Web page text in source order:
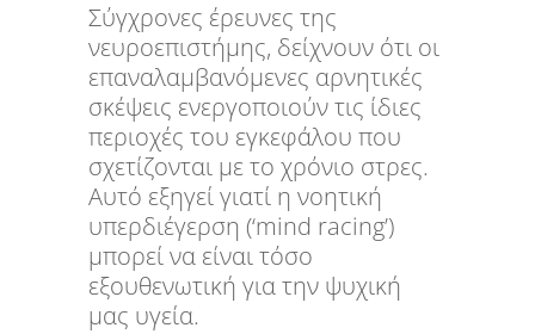
Σύγχρονες έρευνες της
νευροεπιστήμης, δείχνουν ότι οι
επαναλαμβανόμενες αρνητικές
σκέψεις ενεργοποιούν τις ίδιες
περιοχές του εγκεφάλου που
σχετίζονται με το χρόνιο στρες.
Αυτό εξηγεί γιατί η νοητική
υπερδιέγερση (‘mind racing’)
μπορεί να είναι τόσο
εξουθενωτική για την ψυχική
μας υγεία.